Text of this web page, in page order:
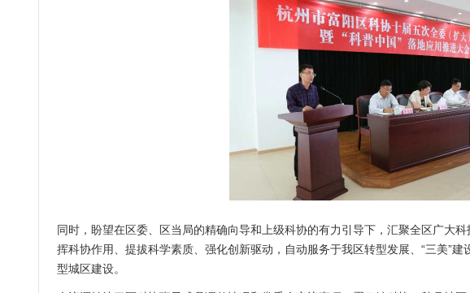
同时，盼望在区委、区当局的精确向导和上级科协的有力引导下，汇聚全区广大
挥科协作用、提拔科学素质、强化创新驱动，自动服务于我区转型发展、“三美”
型城区建设。